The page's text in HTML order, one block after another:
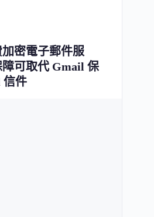
密電子郵件服
可取代 Gmail 保
信件